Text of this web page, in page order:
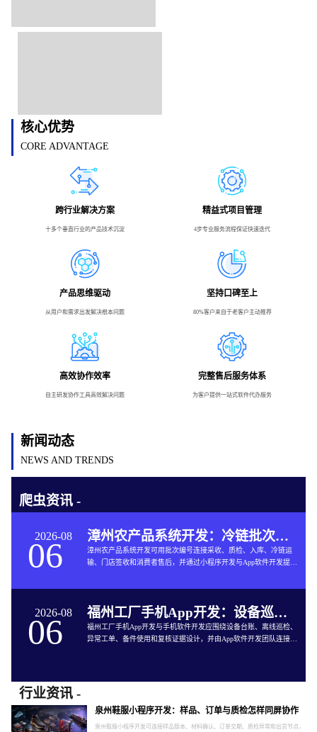
核心优势
CORE ADVANTAGE
跨行业解决方案
十多个垂直行业的产品技术沉淀
精益式项目管理
4步专业服务流程保证快速迭代
产品思维驱动
从用户和需求出发解决根本问题
坚持口碑至上
80%客户来自于老客户主动推荐
高效协作效率
自主研发协作工具高效解决问题
完整售后服务体系
为客户提供一站式软件代办服务
新闻动态
NEWS AND TRENDS
爬虫资讯 -
2026-08
06 漳州农产品系统开发：冷链批次如何连接仓储与售后
漳州农产品系统开发可用批次编号连接采收、质检、入库、冷链运
输、门店签收和消费者售后，并通过小程序开发与App软件开发提供
2026-08
06 福州工厂手机App开发：设备巡检如何兼顾离线与追责
福州工厂手机App开发与手机软件开发应围绕设备台账、离线巡检、
异常工单、备件使用和复核证据设计，并由App软件开发团队连接生
行业资讯 -
泉州鞋服小程序开发：样品、订单与质检怎样同屏协作
泉州鞋服小程序开发可连接样品版本、材料确认、订单交期、质检异常和出货节点，